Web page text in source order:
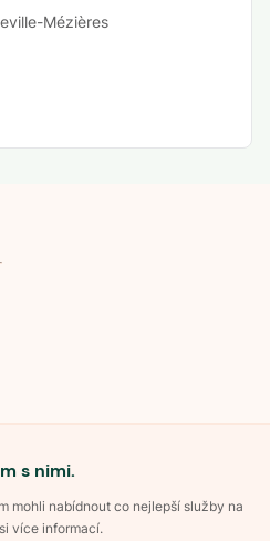
Mézières
s nimi.
mohli nabídnout co nejlepší služby na
více informací.